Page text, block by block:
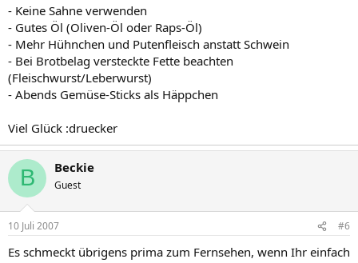
- Keine Sahne verwenden
- Gutes Öl (Oliven-Öl oder Raps-Öl)
- Mehr Hühnchen und Putenfleisch anstatt Schwein
- Bei Brotbelag versteckte Fette beachten
(Fleischwurst/Leberwurst)
- Abends Gemüse-Sticks als Häppchen
Viel Glück :druecker
B Beckie
Guest
10 Juli 2007 #6
Es schmeckt übrigens prima zum Fernsehen, wenn Ihr einfach